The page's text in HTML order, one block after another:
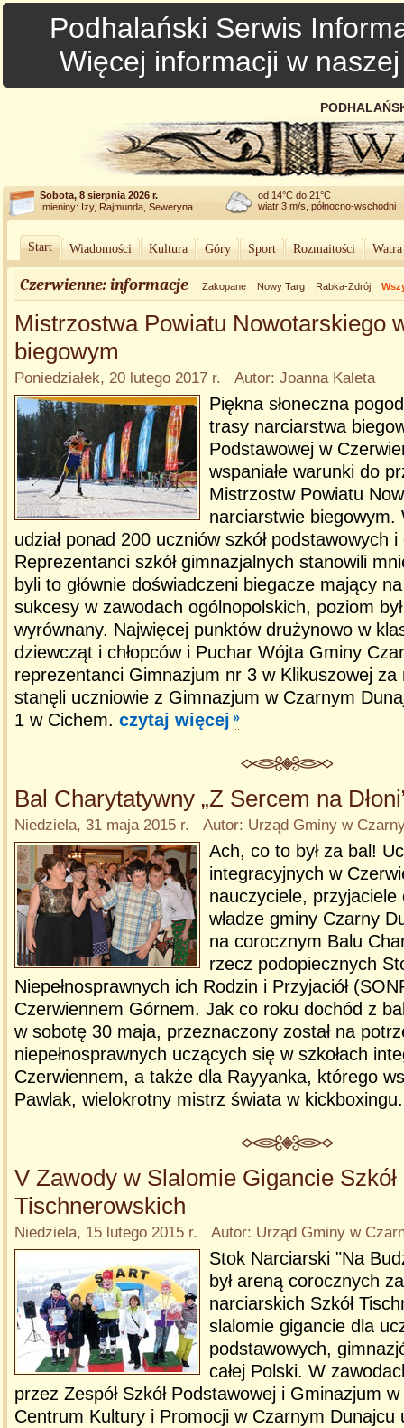
Podhalański Serwis
Więcej informacji w
Sobota, 8 sierpnia 2026 r.
Imieniny: Izy, Rajmunda, Seweryna
od 14°C do 21°C
wiatr 3 m/s, północno-wschodni
Start Wiadomości Kultura Góry Sport Rozmaitości
Czerwienne: informacje Zakopane Nowy Targ Rabka-Zdrój
Mistrzostwa Powiatu Nowotarskiego
biegowym
Poniedziałek, 20 lutego 2017 r. Autor: Joanna Kaleta
Piękna słoneczna
trasy narciarstwa
Podstawowej w
wspaniałe warunki do
Mistrzostw Powiatu
narciarstwie biegowym.
udział ponad 200 uczniów szkół podstawowych
Reprezentanci szkół gimnazjalnych stanowili
byli to głównie doświadczeni biegacze mający
sukcesy w zawodach ogólnopolskich, poziom
wyrównany. Najwięcej punktów drużynowo w
dziewcząt i chłopców i Puchar Wójta Gminy
reprezentanci Gimnazjum nr 3 w Klikuszowej za
stanęli uczniowie z Gimnazjum w Czarnym
1 w Cichem. czytaj więcej
Bal Charytatywny „Z Sercem na
Niedziela, 31 maja 2015 r. Autor: Urząd Gminy w
Ach, co to był za bal!
integracyjnych w
nauczyciele,
władze gminy Czarny
na corocznym Balu
rzecz podopiecznych
Niepełnosprawnych ich Rodzin i Przyjaciół
Czerwiennem Górnem. Jak co roku dochód z
w sobotę 30 maja, przeznaczony został na
niepełnosprawnych uczących się w szkołach
Czerwiennem, a także dla Rayyanka, którego
Pawlak, wielokrotny mistrz świata w
V Zawody w Slalomie Gigancie Szkół
Tischnerowskich
Niedziela, 15 lutego 2015 r. Autor: Urząd Gminy w
Stok Narciarski "Na
był areną corocznych
narciarskich Szkół
slalomie gigancie dla
podstawowych,
całej Polski. W
przez Zespół Szkół Podstawowej i Gminazjum w
Centrum Kultury i Promocji w Czarnym Dunajcu